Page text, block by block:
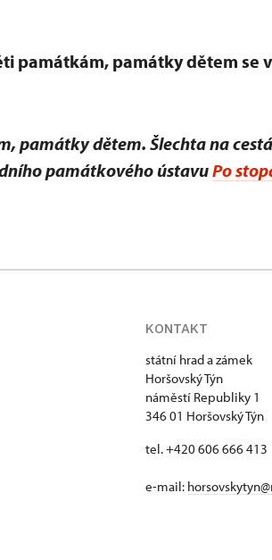
památkám, památky dětem se
památky dětem. Šlechta na
památkového ústavuPo
KONTAKT
státní hrad a zámek
Horšovský Týn
náměstí Republiky 1
346 01 Horšovský Týn
tel. +420 606 666 413
e-mail: